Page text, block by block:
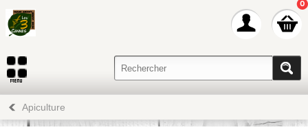
0
Apiculture